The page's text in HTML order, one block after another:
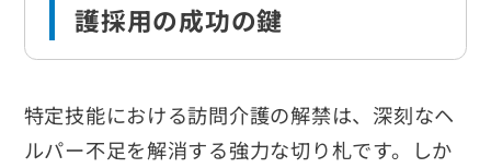
護採用の成功の鍵
特定技能における訪問介護の解禁は、深刻なヘ
ルパー不足を解消する強力な切り札です。しか